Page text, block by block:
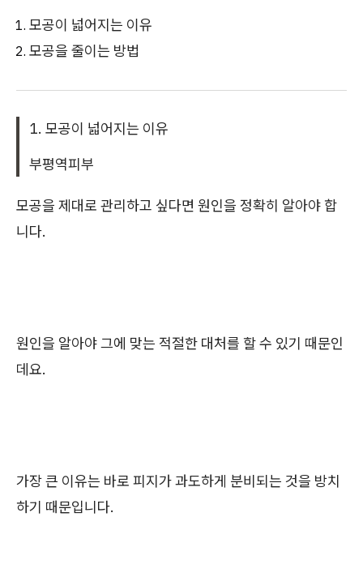
모공이 넓어지는 이유
모공을 줄이는 방법
1. 모공이 넓어지는 이유
부평역피부
모공을 제대로 관리하고 싶다면 원인을 정확히 알아야 합
니다.
원인을 알아야 그에 맞는 적절한 대처를 할 수 있기 때문인
데요.
가장 큰 이유는 바로 피지가 과도하게 분비되는 것을 방치
하기 때문입니다.